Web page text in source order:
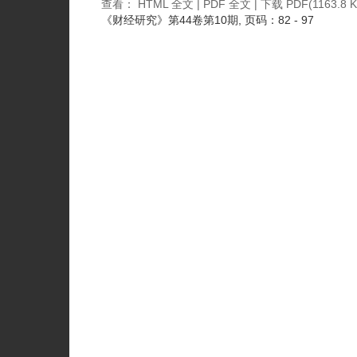
查看： HTML 全文 | PDF 全文 | 下载 PDF(1163.8
《财经研究》 第44卷第10期 , 页码：82 - 97